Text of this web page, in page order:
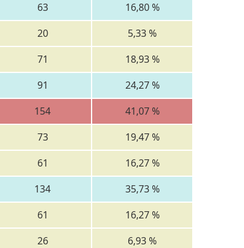
63
16,80 %
20
5,33 %
71
18,93 %
91
24,27 %
154
41,07 %
73
19,47 %
61
16,27 %
134
35,73 %
61
16,27 %
26
6,93 %